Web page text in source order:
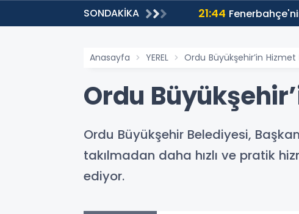
SONDAKİKA 21:44
Anasayfa YEREL Ordu Büyükşehir’in
Ordu
Ordu Büyükşehir Belediyesi,
takılmadan daha hızlı ve pratik
ediyor.